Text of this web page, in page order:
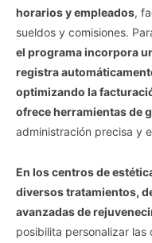
horarios y empleados,
sueldos y comisiones.
el programa incorpora
registra
optimizando la
ofrece herramientas de
administración precisa y
En los centros de
diversos tratamientos,
avanzadas de
posibilita personalizar